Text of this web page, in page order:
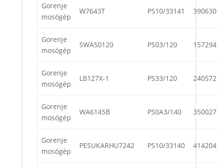
Gorenje
mosógép
W7643T PS10/33141 390630
Gorenje
mosógép
SWA50120 PS03/120 157294
Gorenje
mosógép
LB127X-1 PS33/120 240572
Gorenje
mosógép
WA6145B PS0A3/140 350027
Gorenje
mosógép
PESUKARHU7242 PS10/33140 414204